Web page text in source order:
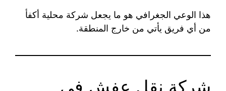
هذا الوعي الجغرافي هو ما يجعل شركة محلية أكفأ
من أي فريق يأتي من خارج المنطقة.
شركة نقل عفش في